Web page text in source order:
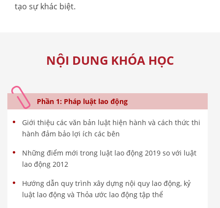
tạo sự khác biệt.
NỘI DUNG KHÓA HỌC
Phần 1: Pháp luật lao động
Giới thiệu các văn bản luật hiện hành và cách thức thi
hành đảm bảo lợi ích các bên
Những điểm mới trong luật lao động 2019 so với luật
lao động 2012
Hướng dẫn quy trình xây dựng nội quy lao động, kỷ
luật lao động và Thỏa ước lao động tập thể